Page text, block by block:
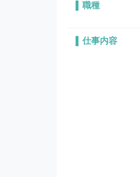
職種
仕事内容